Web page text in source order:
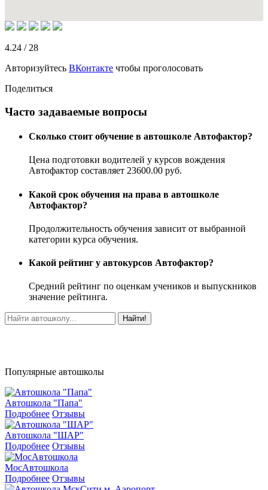
4.24 / 28
Авторизуйтесь ВКонтакте чтобы проголосовать
Поделиться
Часто задаваемые вопросы
Сколько стоит обучение в автошколе Автофактор?
Цена подготовки водителей у курсов вождения
Автофактор составляет 23600.00 руб.
Какой срок обучения на права в автошколе
Автофактор?
Продолжительность обучения зависит от выбранной
категории курса обучения.
Какой рейтинг у автокурсов Автофактор?
Средний рейтинг по оценкам учеников и выпускников
значение рейтинга.
Найти!
Популярные автошколы
Автошкола "Папа"
Подробнее Отзывы
Автошкола "ШАР"
Подробнее Отзывы
МосАвтошкола
Подробнее Отзывы